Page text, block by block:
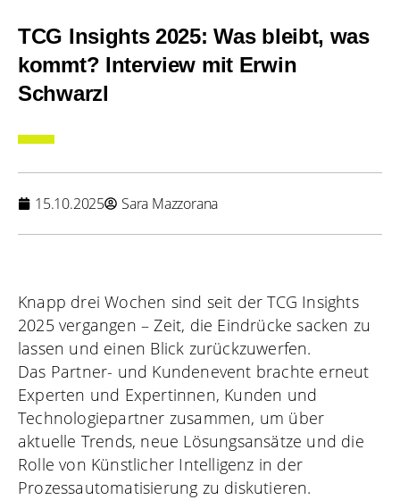
TCG Insights 2025: Was bleibt, was
kommt? Interview mit Erwin
Schwarzl
15.10.2025 Sara Mazzorana
Knapp drei Wochen sind seit der TCG Insights
2025 vergangen – Zeit, die Eindrücke sacken zu
lassen und einen Blick zurückzuwerfen.
Das Partner- und Kundenevent brachte erneut
Experten und Expertinnen, Kunden und
Technologiepartner zusammen, um über
aktuelle Trends, neue Lösungsansätze und die
Rolle von Künstlicher Intelligenz in der
Prozessautomatisierung zu diskutieren.